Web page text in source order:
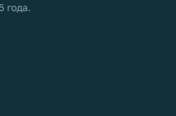
года.